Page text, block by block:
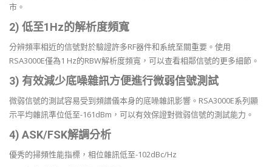
市。
2) 低至1Hz的解析度頻寬
分辨頻率相近的信號對於驗證許多RF器件和系統至關重要。使用
RSA3000E僅為1 Hz的RBW解析度頻寬，可以查看相鄰信號的更多細節。
3) 有效減少底噪雜訊方便進行微弱信號測試
微弱信號的測試容易受到頻譜儀本身的底噪雜訊影響。RSA3000E系列顯
示平均雜訊準位低至-161dBm，可以有效保證對微弱信號的測試能力。
4) ASK/FSK解調分析
優秀的掃頻性能指標，相位雜訊低至-102dBc/Hz